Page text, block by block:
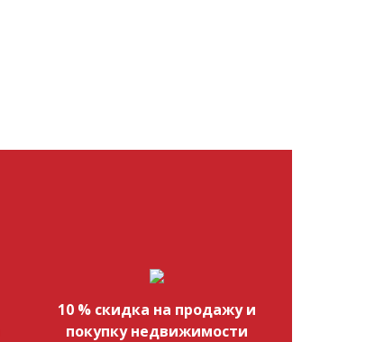
10 % скидка на продажу и
покупку недвижимости